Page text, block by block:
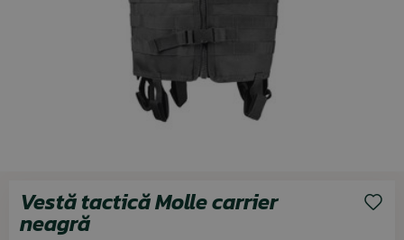
Vestă tactică Molle carrier
neagră